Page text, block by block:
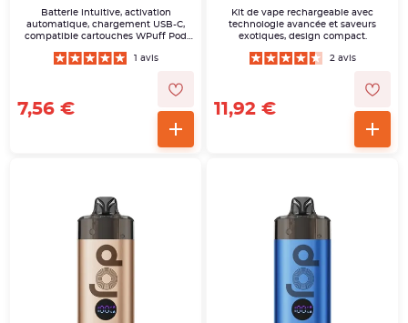
Batterie intuitive, activation
automatique, chargement USB-C,
compatible cartouches WPuff Pod
1 avis
7,56 €
Kit de vape rechargeable avec
technologie avancée et saveurs
exotiques, design compact.
2 avis
11,92 €